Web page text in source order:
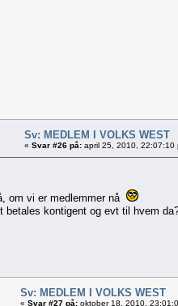
Sv: MEDLEM I VOLKS WEST
« Svar #26 på: april 25, 2010, 22:07:10
om vi er medlemmer nå
betales kontigent og evt til hvem
Sv: MEDLEM I VOLKS WEST
« Svar #27 på: oktober 18, 2010,